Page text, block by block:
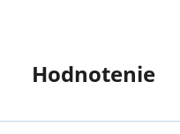
Hodnotenie